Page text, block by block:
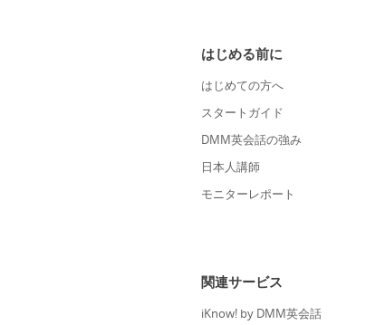
はじめる前に
はじめての方へ
スタートガイド
DMM英会話の強み
日本人講師
モニターレポート
関連サービス
iKnow! by DMM英会話